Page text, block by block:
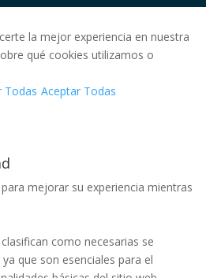
la mejor experiencia en nuestra
qué cookies utilizamos o
Todas Aceptar Todas
mejorar su experiencia mientras
como necesarias se
que son esenciales para el